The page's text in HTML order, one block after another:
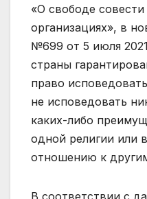
«О свободе
организациях», в
№699 от 5 июля
страны
право
не исповедовать
каких-либо
одной религии или
отношению к
В соответствии с